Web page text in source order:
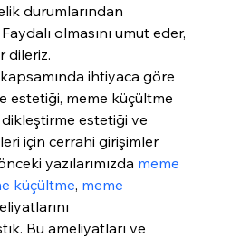
durumlarından
olmasını umut eder,
dileriz.
ihtiyaca göre
estetiği, meme küçültme
estetiği ve
için cerrahi girişimler
yazılarımızda meme
küçültme, meme
Bu ameliyatları ve